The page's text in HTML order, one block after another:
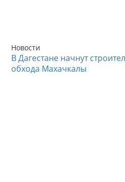
Новости
В Дагестане начнут
обхода Махачкалы